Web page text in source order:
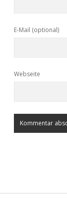
E-Mail (optional)
Webseite